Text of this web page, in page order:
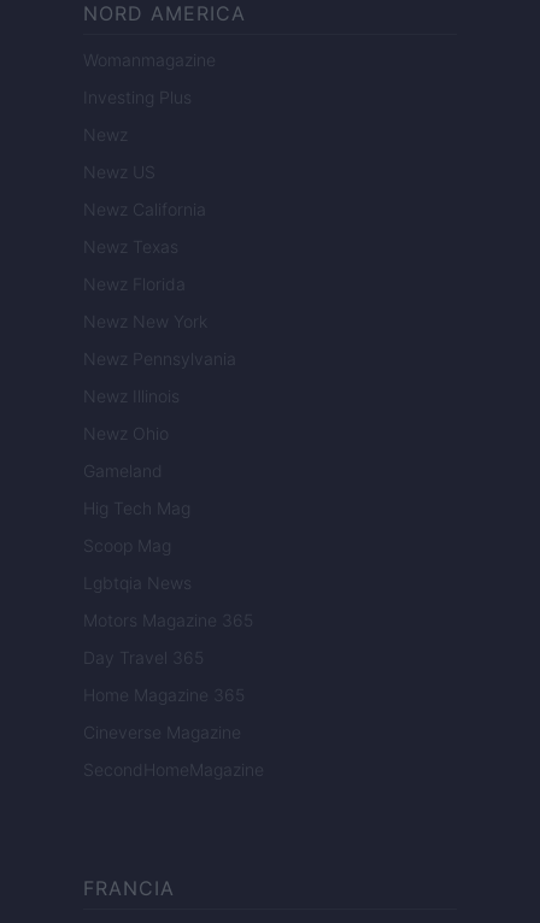
NORD AMERICA
Womanmagazine
Investing Plus
Newz
Newz US
Newz California
Newz Texas
Newz Florida
Newz New York
Newz Pennsylvania
Newz Illinois
Newz Ohio
Gameland
Hig Tech Mag
Scoop Mag
Lgbtqia News
Motors Magazine 365
Day Travel 365
Home Magazine 365
Cineverse Magazine
SecondHomeMagazine
FRANCIA